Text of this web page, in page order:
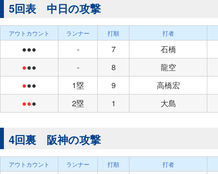
5回表 中日の攻撃
アウトカウント ランナー 打順 打者
●●● - 7
石橋
●●● - 8
龍空
●●● 1塁 9
高橋宏
●●● 2塁 1 大島
4回裏 阪神の攻撃
アウトカウント ランナー 打順 打者